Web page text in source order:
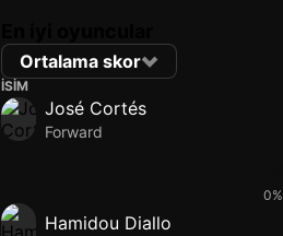
Ortalama skor
İSIM
José Cortés
Forward
0%
Hamidou Diallo